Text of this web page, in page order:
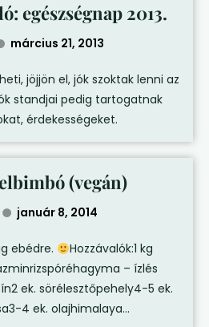
egészségnap 2013.
március 21, 2013
jöjjön el, jók szoktak lenni az
standjai pedig tartogatnak
érdekességeket.
(vegán)
január 8, 2014
ebédre.
Hozzávalók:1 kg
– ízlés
ek. sörélesztőpehely4-5 ek.
4 ek. olajhimalaya...